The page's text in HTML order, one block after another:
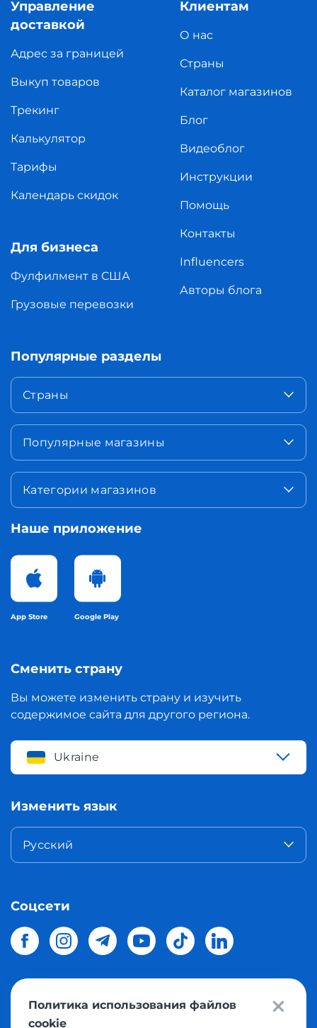
Управление
доставкой
Адрес за границей
Выкуп товаров
Трекинг
Калькулятор
Тарифы
Календарь скидок
Для бизнеса
Фулфилмент в США
Грузовые перевозки
Клиентам
О нас
Страны
Каталог магазинов
Блог
Видеоблог
Инструкции
Помощь
Контакты
Influencers
Авторы блога
Популярные разделы
Страны
Популярные магазины
Категории магазинов
Наше приложение
App Store Google Play
Сменить страну
Вы можете изменить страну и изучить
содержимое сайта для другого региона.
Ukraine
Изменить язык
Русский
Соцсети
© 2026 Meest Shoppingдоставка покупок с интернет
Политика использования файлов
cookie